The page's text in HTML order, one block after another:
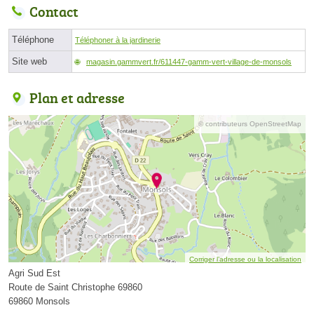
Contact
Téléphone Téléphoner à la jardinerie
Site web magasin.gammvert.fr/611447-gamm-vert-village-de-monsols
Plan et adresse
© contributeurs OpenStreetMap
Corriger l’adresse ou la localisation
Agri Sud Est
Route de Saint Christophe 69860
69860 Monsols